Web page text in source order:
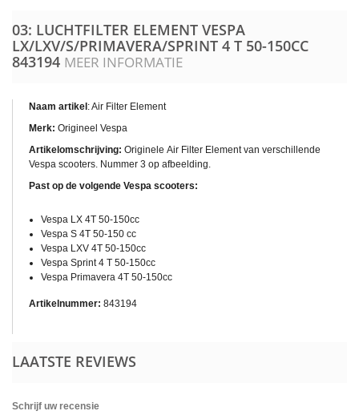
03: LUCHTFILTER ELEMENT VESPA
LX/LXV/S/PRIMAVERA/SPRINT 4 T 50-150CC
843194 MEER INFORMATIE
Naam artikel : Air Filter Element
Merk: Origineel Vespa
Artikelomschrijving: Originele Air Filter Element van verschillende
Vespa scooters. Nummer 3 op afbeelding.
Past op de volgende Vespa scooters:
Vespa LX 4T 50-150cc
Vespa S 4T 50-150 cc
Vespa LXV 4T 50-150cc
Vespa Sprint 4 T 50-150cc
Vespa Primavera 4T 50-150cc
Artikelnummer: 843194
LAATSTE REVIEWS
Schrijf uw recensie